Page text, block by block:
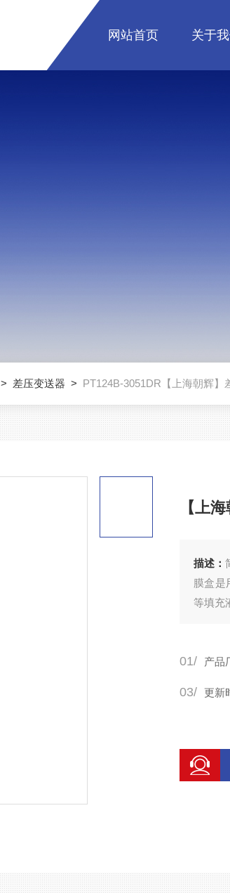
网站首页 关于
> 差压变送器 > PT124B-3051DR【上海朝辉】
【上
描述：简
膜盒是
等填充
01/ 产品
03/ 更新